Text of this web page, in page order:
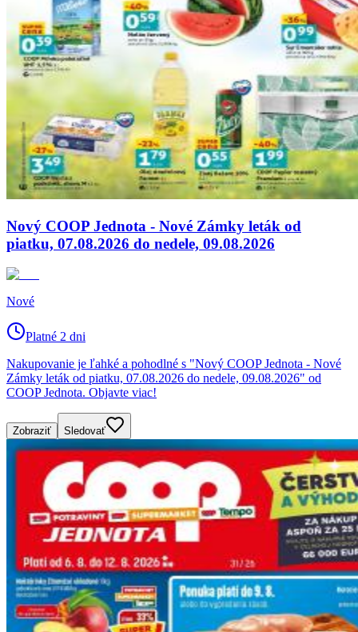
Nový COOP Jednota - Nové Zámky leták od
piatku, 07.08.2026 do nedele, 09.08.2026
Nové
Platné 2 dni
Nakupovanie je ľahké a pohodlné s "Nový COOP Jednota - Nové
Zámky leták od piatku, 07.08.2026 do nedele, 09.08.2026" od
COOP Jednota. Objavte viac!
Zobraziť Sledovať